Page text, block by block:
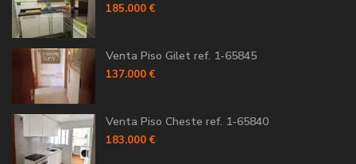
185.000 €
Venta Piso Gilet ref. 1-65845
137.000 €
Venta Piso Cheste ref. 1-65840
183.000 €